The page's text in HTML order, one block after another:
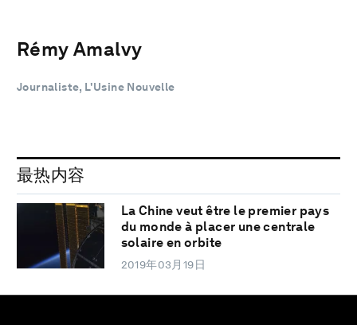
Rémy Amalvy
Journaliste, L'Usine Nouvelle
最热内容
La Chine veut être le premier pays
du monde à placer une centrale
solaire en orbite
2019年03月19日